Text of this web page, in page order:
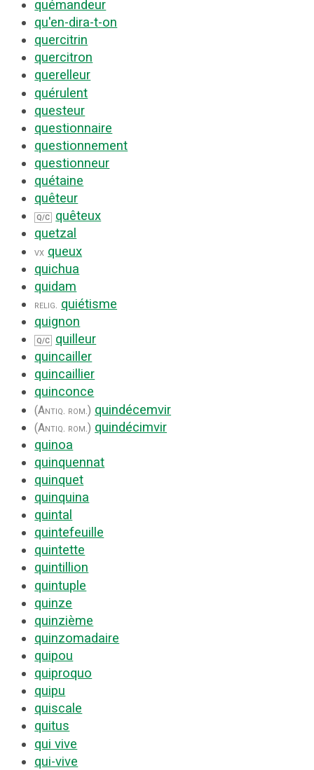
quémandeur
qu'en-dira-t-on
quercitrin
quercitron
querelleur
quérulent
questeur
questionnaire
questionnement
questionneur
quétaine
quêteur
Q/C
quêteux
quetzal
vx queux
quichua
quidam
relig. quiétisme
quignon
Q/C
quilleur
quincailler
quincaillier
quinconce
(Antiq. rom.) quindécemvir
(Antiq. rom.) quindécimvir
quinoa
quinquennat
quinquet
quinquina
quintal
quintefeuille
quintette
quintillion
quintuple
quinze
quinzième
quinzomadaire
quipou
quiproquo
quipu
quiscale
quitus
qui vive
qui-vive